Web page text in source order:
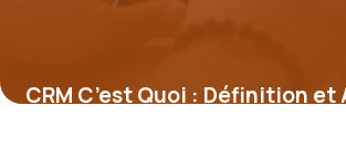
CRM C’est Quoi : Définition et